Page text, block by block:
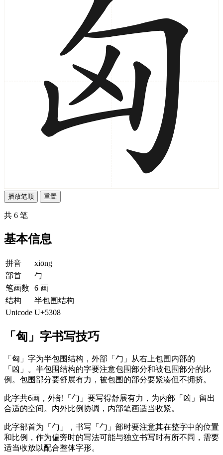
播放笔顺 重置
共 6 笔
基本信息
拼音
xiōng
部首
勹
笔画数
6 画
结构
半包围结构
Unicode U+5308
「匈」字书写技巧
「匈」字为半包围结构，外部「勹」从右上包围内部的
「凶」。半包围结构的字要注意包围部分和被包围部分的比
例。包围部分要舒展有力，被包围的部分要紧凑但不拥挤。
此字共6画，外部「勹」要写得舒展有力，为内部「凶」留出
合适的空间。内外比例协调，内部笔画适当收紧。
此字部首为「勹」，书写「勹」部时要注意其在整字中的位置
和比例，作为偏旁时的写法可能与独立书写时有所不同，需要
适当收放以配合整体字形。